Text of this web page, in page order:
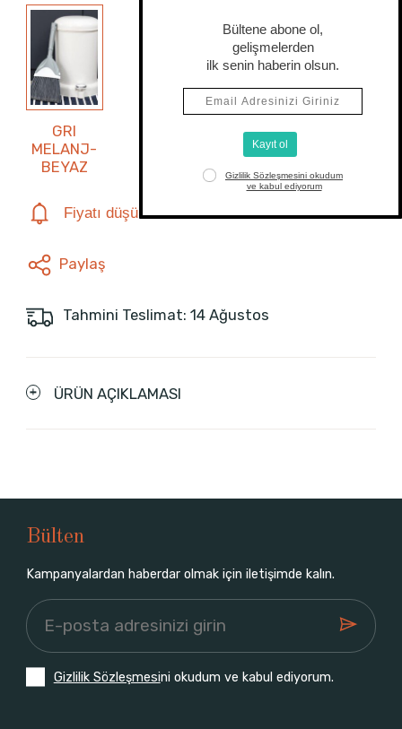
GRI
MELANJ-
BEYAZ
Fiyatı düşünce haber ver
Paylaş
Tahmini Teslimat: 14 Ağustos
ÜRÜN AÇIKLAMASI
Bülten
Kampanyalardan haberdar olmak için iletişimde kalın.
Gizlilik Sözleşmesini okudum ve kabul ediyorum.